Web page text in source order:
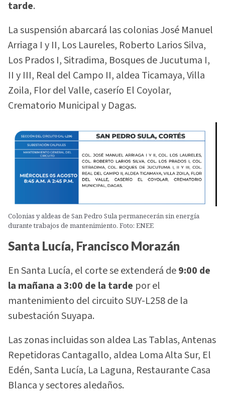
tarde.
La suspensión abarcará las colonias José Manuel
Arriaga I y II, Los Laureles, Roberto Larios Silva,
Los Prados I, Sitradima, Bosques de Jucutuma I,
II y III, Real del Campo II, aldea Ticamaya, Villa
Zoila, Flor del Valle, caserío El Coyolar,
Crematorio Municipal y Dagas.
Colonias y aldeas de San Pedro Sula permanecerán sin energía
durante trabajos de mantenimiento. Foto: ENEE
Santa Lucía, Francisco Morazán
En Santa Lucía, el corte se extenderá de9:00 de
la mañana a 3:00 de la tarde por el
mantenimiento del circuito SUY-L258 de la
subestación Suyapa.
Las zonas incluidas son aldea Las Tablas, Antenas
Repetidoras Cantagallo, aldea Loma Alta Sur, El
Edén, Santa Lucía, La Laguna, Restaurante Casa
Blanca y sectores aledaños.